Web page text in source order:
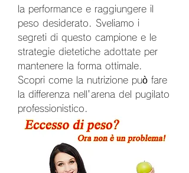
la performance e raggiungere il
peso desiderato. Sveliamo i
segreti di questo campione e le
strategie dietetiche adottate per
mantenere la forma ottimale.
Scopri come la nutrizione può fare
la differenza nell'arena del pugilato
professionistico.